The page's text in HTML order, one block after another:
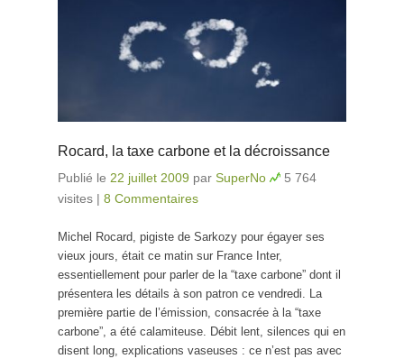
Rocard, la taxe carbone et la décroissance
Publié le 22 juillet 2009 par SuperNo
5 764
visites | 8 Commentaires
Michel Rocard, pigiste de Sarkozy pour égayer ses
vieux jours, était ce matin sur France Inter,
essentiellement pour parler de la “taxe carbone” dont il
présentera les détails à son patron ce vendredi. La
première partie de l’émission, consacrée à la “taxe
carbone”, a été calamiteuse. Débit lent, silences qui en
disent long, explications vaseuses : ce n’est pas avec